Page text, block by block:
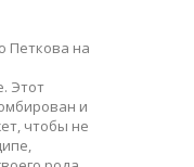
Петкова на
Этот
и
чтобы не